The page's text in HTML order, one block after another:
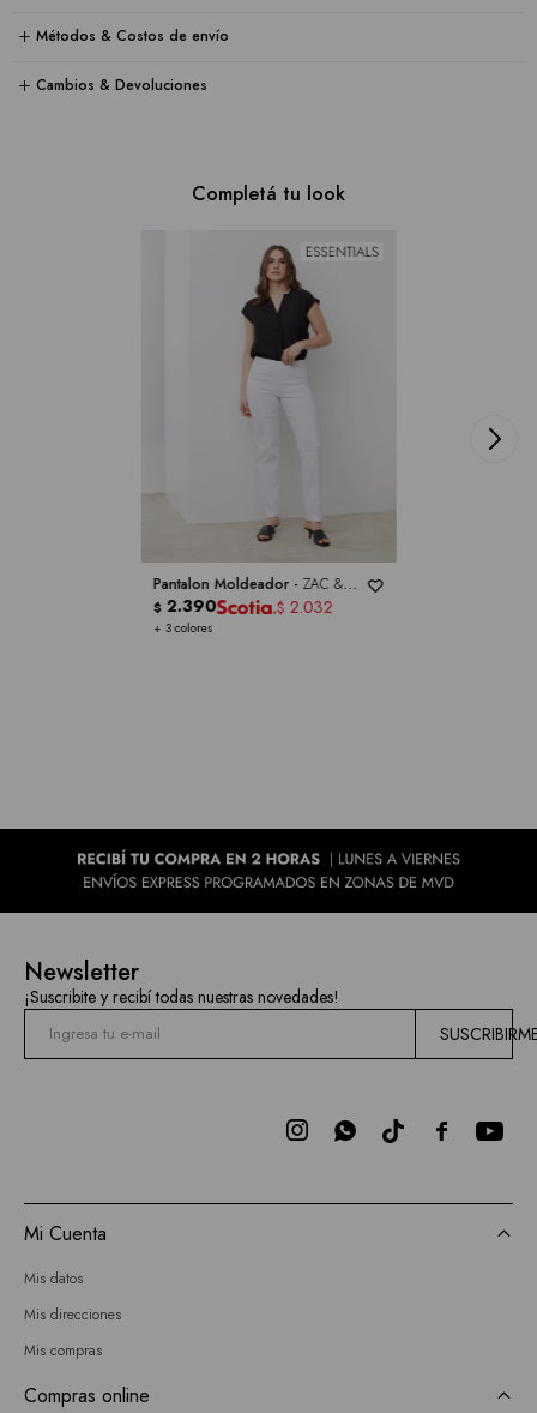
Métodos & Costos de envío
Cambios & Devoluciones
Completá tu look
Pantalon Moldeador - ZAC &
RACHEL
+ 3 colores
$ 2.390 $ 2.032
Newsletter
¡Suscribite y recibí todas nuestras novedades!

 
Mi Cuenta
Mis datos
Mis direcciones
Mis compras
Compras online